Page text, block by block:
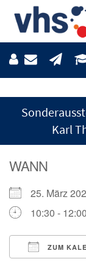
Karl
WANN
25. März
10:30 - 12:00
ZUM